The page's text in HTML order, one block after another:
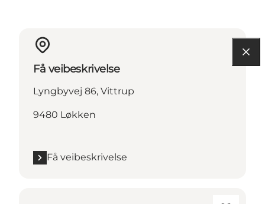
Få veibeskrivelse
Lyngbyvej 86, Vittrup
9480 Løkken
Få veibeskrivelse